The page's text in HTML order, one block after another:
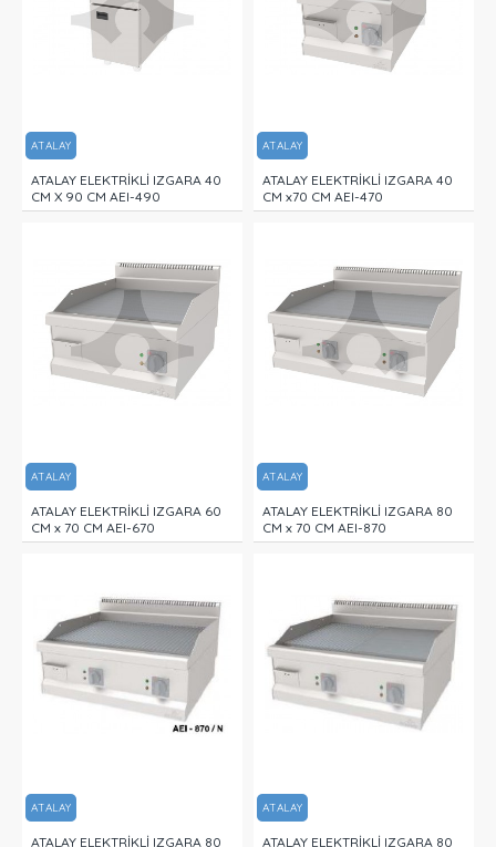
ATALAY
ATALAY ELEKTRİKLİ IZGARA 40
CM X 90 CM AEI-490
ATALAY
ATALAY ELEKTRİKLİ IZGARA 40
CM x70 CM AEI-470
ATALAY
ATALAY ELEKTRİKLİ IZGARA 60
CM x 70 CM AEI-670
ATALAY
ATALAY ELEKTRİKLİ IZGARA 80
CM x 70 CM AEI-870
ATALAY
ATALAY ELEKTRİKLİ IZGARA 80
ATALAY
ATALAY ELEKTRİKLİ IZGARA 80